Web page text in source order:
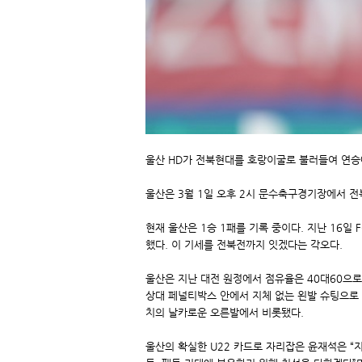
울산 HD가 전북현대를 호랑이굴로 불러들여 연
울산은 3월 1일 오후 2시 문수축구경기장에서
현재 울산은 1승 1패를 기록 중이다. 지난 16일
했다. 이 기세를 전북전까지 잇겠다는 각오다.
울산은 지난 대전 원정에서 점유율은 40대60으
상대 페널티박스 안에서 지체 없는 왼발 슈팅으
치의 날카로운 오른발에서 비롯됐다.
울산의 확실한 U22 카드로 자리잡은 윤재석은 “